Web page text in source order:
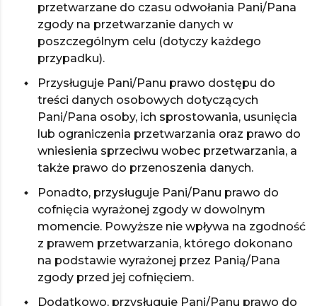
przetwarzane do czasu odwołania Pani/Pana
zgody na przetwarzanie danych w
poszczególnym celu (dotyczy każdego
przypadku).
Przysługuje Pani/Panu prawo dostępu do
treści danych osobowych dotyczących
Pani/Pana osoby, ich sprostowania, usunięcia
lub ograniczenia przetwarzania oraz prawo do
wniesienia sprzeciwu wobec przetwarzania, a
także prawo do przenoszenia danych.
Ponadto, przysługuje Pani/Panu prawo do
cofnięcia wyrażonej zgody w dowolnym
momencie. Powyższe nie wpływa na zgodność
z prawem przetwarzania, którego dokonano
na podstawie wyrażonej przez Panią/Pana
zgody przed jej cofnięciem.
Dodatkowo, przysługuje Pani/Panu prawo do